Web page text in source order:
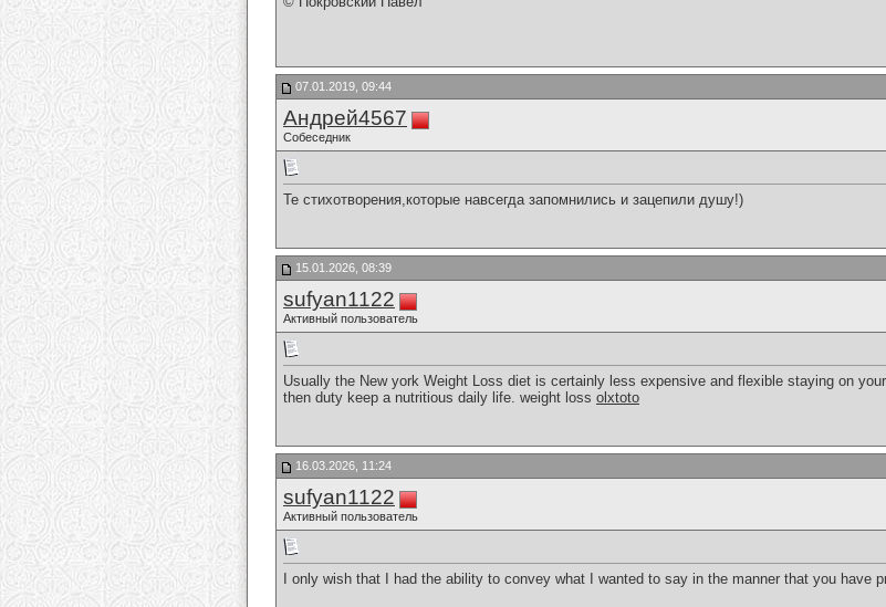
07.01.2019, 09:44
Андрей4567
Собеседник
Те стихотворения,которые навсегда запомнились и зацепили душу!)
15.01.2026, 08:39
sufyan1122
Активный пользователь
Usually the New york Weight Loss diet is certainly less expensive and flexible staying on
then duty keep a nutritious daily life. weight loss olxtoto
16.03.2026, 11:24
sufyan1122
Активный пользователь
I only wish that I had the ability to convey what I wanted to say in the manner that you have